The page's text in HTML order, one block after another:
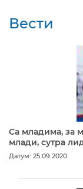
Вести
Са младима, за
млади, сутра
Датум: 25.09.2020